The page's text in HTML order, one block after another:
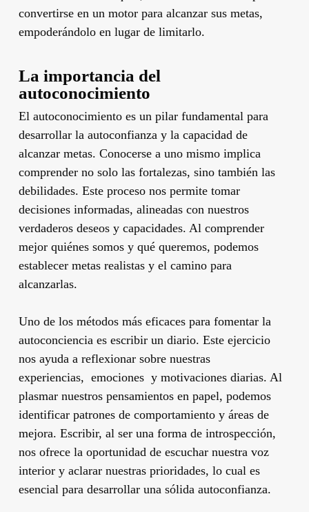
convertirse en un motor para alcanzar sus metas,
empoderándolo en lugar de limitarlo.
La importancia del
autoconocimiento
El autoconocimiento es un pilar fundamental para
desarrollar la autoconfianza y la capacidad de
alcanzar metas. Conocerse a uno mismo implica
comprender no solo las fortalezas, sino también las
debilidades. Este proceso nos permite tomar
decisiones informadas, alineadas con nuestros
verdaderos deseos y capacidades. Al comprender
mejor quiénes somos y qué queremos, podemos
establecer metas realistas y el camino para
alcanzarlas.
Uno de los métodos más eficaces para fomentar la
autoconciencia es escribir un diario. Este ejercicio
nos ayuda a reflexionar sobre nuestras
experiencias, emociones y motivaciones diarias. Al
plasmar nuestros pensamientos en papel, podemos
identificar patrones de comportamiento y áreas de
mejora. Escribir, al ser una forma de introspección,
nos ofrece la oportunidad de escuchar nuestra voz
interior y aclarar nuestras prioridades, lo cual es
esencial para desarrollar una sólida autoconfianza.